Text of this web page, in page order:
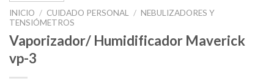
INICIO / CUIDADO PERSONAL / NEBULIZADORES Y
TENSIÓMETROS
Vaporizador/ Humidificador Maverick
vp-3